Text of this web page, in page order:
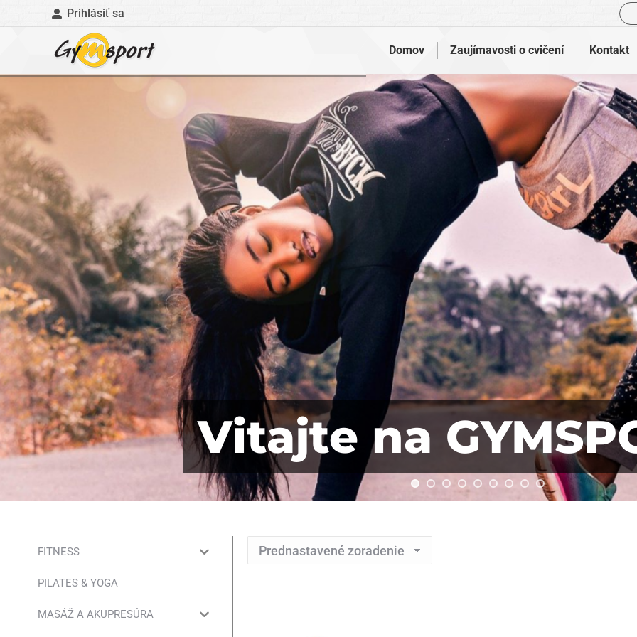
Prihlásiť sa
Domov Zaujímavosti o cvičení Kontakt
Vitajte na
FITNESS
PILATES & YOGA
MASÁŽ A AKUPRESÚRA